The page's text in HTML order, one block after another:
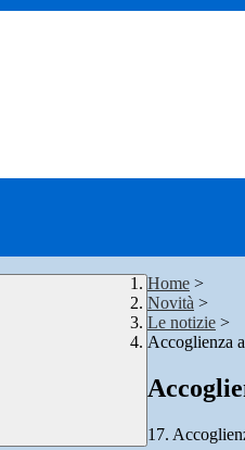
Home >
Novità >
Le notizie >
Accoglienza
17.